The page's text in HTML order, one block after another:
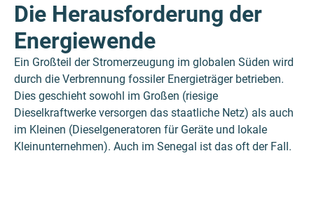
Die Herausforderung der
Energiewende
Ein Großteil der Stromerzeugung im globalen Süden wird
durch die Verbrennung fossiler Energieträger betrieben.
Dies geschieht sowohl im Großen (riesige
Dieselkraftwerke versorgen das staatliche Netz) als auch
im Kleinen (Dieselgeneratoren für Geräte und lokale
Kleinunternehmen). Auch im Senegal ist das oft der Fall.